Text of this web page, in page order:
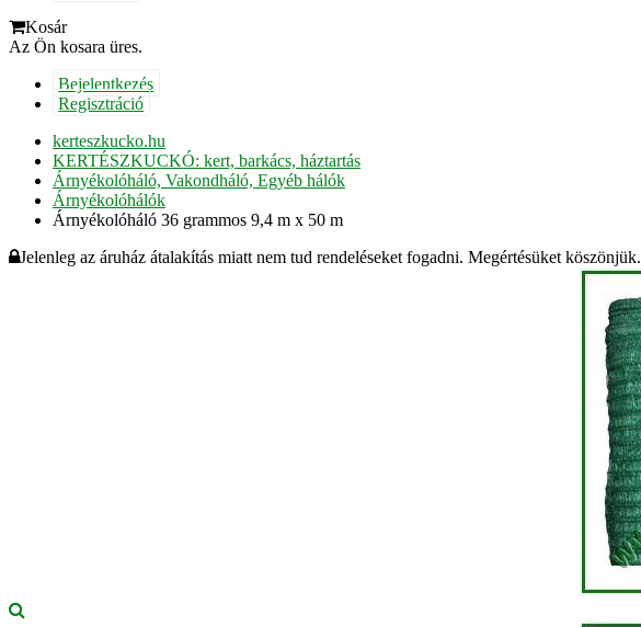
Kosár
Az Ön kosara üres.
Bejelentkezés
Regisztráció
kerteszkucko.hu
KERTÉSZKUCKÓ: kert, barkács, háztartás
Árnyékolóháló, Vakondháló, Egyéb hálók
Árnyékolóhálók
Árnyékolóháló 36 grammos 9,4 m x 50 m
Jelenleg az áruház átalakítás miatt nem tud rendeléseket fogadni. Megértésüket köszönjük.